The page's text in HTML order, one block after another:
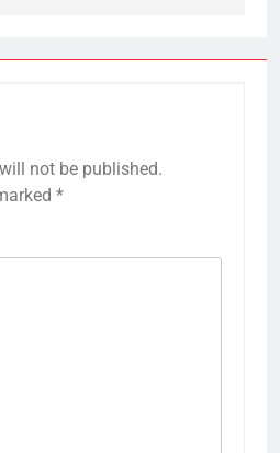
not be published.
*